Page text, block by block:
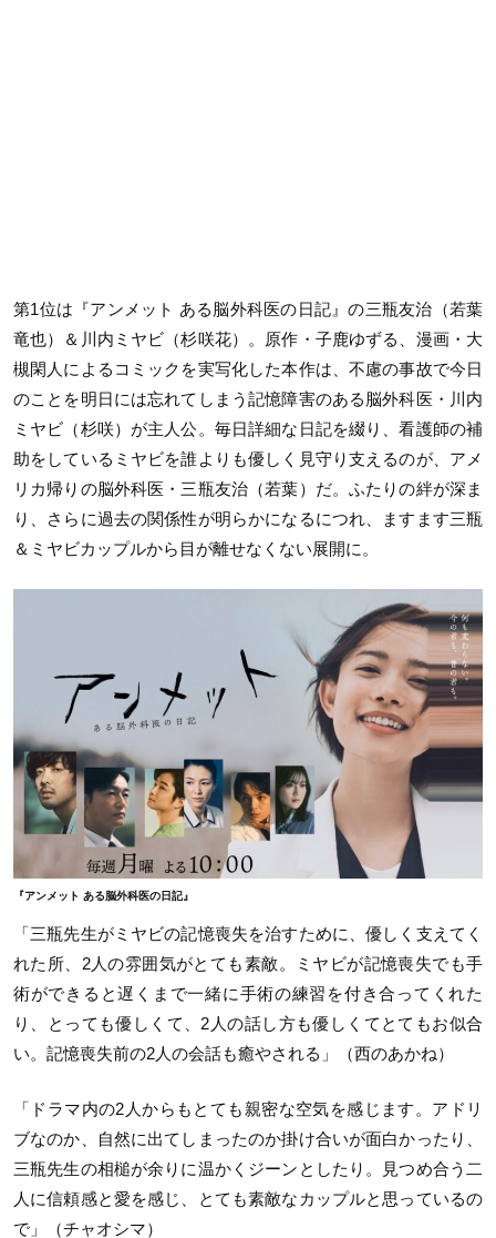
第1位は『アンメット ある脳外科医の日記』の三瓶友治（若葉
竜也）＆川内ミヤビ（杉咲花）。原作・子鹿ゆずる、漫画・大
槻閑人によるコミックを実写化した本作は、不慮の事故で今日
のことを明日には忘れてしまう記憶障害のある脳外科医・川内
ミヤビ（杉咲）が主人公。毎日詳細な日記を綴り、看護師の補
助をしているミヤビを誰よりも優しく見守り支えるのが、アメ
リカ帰りの脳外科医・三瓶友治（若葉）だ。ふたりの絆が深ま
り、さらに過去の関係性が明らかになるにつれ、ますます三瓶
＆ミヤビカップルから目が離せなくない展開に。
『アンメット ある脳外科医の日記』
「三瓶先生がミヤビの記憶喪失を治すために、優しく支えてく
れた所、2人の雰囲気がとても素敵。ミヤビが記憶喪失でも手
術ができると遅くまで一緒に手術の練習を付き合ってくれた
り、とっても優しくて、2人の話し方も優しくてとてもお似合
い。記憶喪失前の2人の会話も癒やされる」（西のあかね）
「ドラマ内の2人からもとても親密な空気を感じます。アドリ
ブなのか、自然に出てしまったのか掛け合いが面白かったり、
三瓶先生の相槌が余りに温かくジーンとしたり。見つめ合う二
人に信頼感と愛を感じ、とても素敵なカップルと思っているの
で」（チャオシマ）